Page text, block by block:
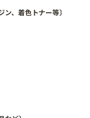
、着色トナー等〕